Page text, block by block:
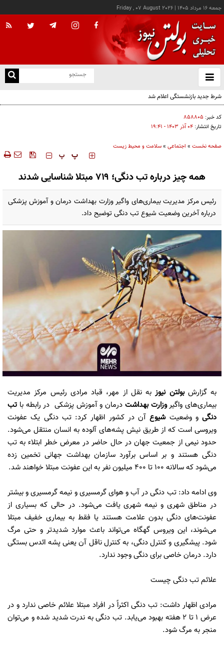
جمعه ۱۶ مرداد ۱۴۰۵ |
Friday , 07 August 2026
باز
و
کد خبر: ۸۵۸۸۰۵
تاریخ انتشار: ۰۴ آذر ۱۴۰۳ - ۱۹:۴۱
صفحه نخست » اجتماعی »سلامت و محیط زیست
‍‍‍ پ پ
همه چیز درباره تب دنگی؛ ۷۱۹ مبتلا شناسایی شدند
رئیس مرکز مدیریت بیماری‌های واگیر وزارت بهداشت درمان و آموزش پزشکی
درباره آخرین وضعیت شیوع تب دنگی توضیح داد.
به گزارش بولتن نیوزبه نقل از مهر، قباد مرادی رئیس مرکز مدیریت
بیماری‌های واگیروزارت بهداشت درمان و آموزش پزشکی در رابطه با تب
دنگی و وضعیتشیوع آن در کشور اظهار کرد: تب دنگی یک عفونت
ویروسی است که از طریق نیش پشه‌های آلوده به انسان منتقل می‌شود.
حدود نیمی از جمعیت جهان در حال حاضر در معرض خطر ابتلاء به تب
دنگی هستند و بر اساس برآورد سازمان بهداشت جهانی تخمین زده
می‌شود که سالانه ۱۰۰ تا ۴۰۰ میلیون نفر به این عفونت مبتلا خواهند شد.
وی ادامه داد: تب دنگی در آب و هوای گرمسیری و نیمه گرمسیری و بیشتر
در مناطق شهری و نیمه شهری یافت می‌شود. در حالی که بسیاری از
عفونت‌های دنگی بدون علامت هستند یا فقط به بیماری خفیف مبتلا
می‌شوند، این ویروس گهگاه می‌تواند باعث موارد شدیدتر و حتی مرگ
شود. پیشگیری و کنترل دنگی، به کنترل ناقل آن یعنی پشه ائدس بستگی
دارد. درمان خاصی برای دنگی وجود ندارد.
علائم تب دنگی چیست
مرادی اظهار داشت: تب دنگی اکثراً در افراد مبتلا علائم خاصی ندارد و در
عرض ۱ تا ۲ هفته بهبود می‌یابد. تب دنگی به ندرت شدید شده و می‌توان
منجر به مرگ شود.